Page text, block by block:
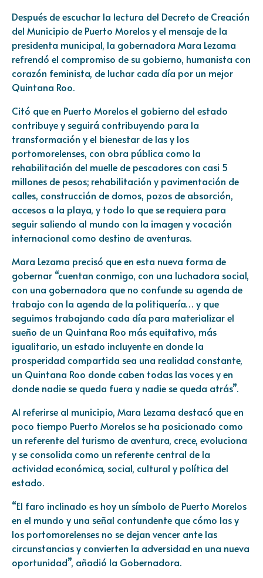
Después de escuchar la lectura del Decreto de Creación
del Municipio de Puerto Morelos y el mensaje de la
presidenta municipal, la gobernadora Mara Lezama
refrendó el compromiso de su gobierno, humanista con
corazón feminista, de luchar cada día por un mejor
Quintana Roo.
Citó que en Puerto Morelos el gobierno del estado
contribuye y seguirá contribuyendo para la
transformación y el bienestar de las y los
portomorelenses, con obra pública como la
rehabilitación del muelle de pescadores con casi 5
millones de pesos; rehabilitación y pavimentación de
calles, construcción de domos, pozos de absorción,
accesos a la playa, y todo lo que se requiera para
seguir saliendo al mundo con la imagen y vocación
internacional como destino de aventuras.
Mara Lezama precisó que en esta nueva forma de
gobernar “cuentan conmigo, con una luchadora social,
con una gobernadora que no confunde su agenda de
trabajo con la agenda de la politiquería… y que
seguimos trabajando cada día para materializar el
sueño de un Quintana Roo más equitativo, más
igualitario, un estado incluyente en donde la
prosperidad compartida sea una realidad constante,
un Quintana Roo donde caben todas las voces y en
donde nadie se queda fuera y nadie se queda atrás”.
Al referirse al municipio, Mara Lezama destacó que en
poco tiempo Puerto Morelos se ha posicionado como
un referente del turismo de aventura, crece, evoluciona
y se consolida como un referente central de la
actividad económica, social, cultural y política del
estado.
“El faro inclinado es hoy un símbolo de Puerto Morelos
en el mundo y una señal contundente que cómo las y
los portomorelenses no se dejan vencer ante las
circunstancias y convierten la adversidad en una nueva
oportunidad”, añadió la Gobernadora.